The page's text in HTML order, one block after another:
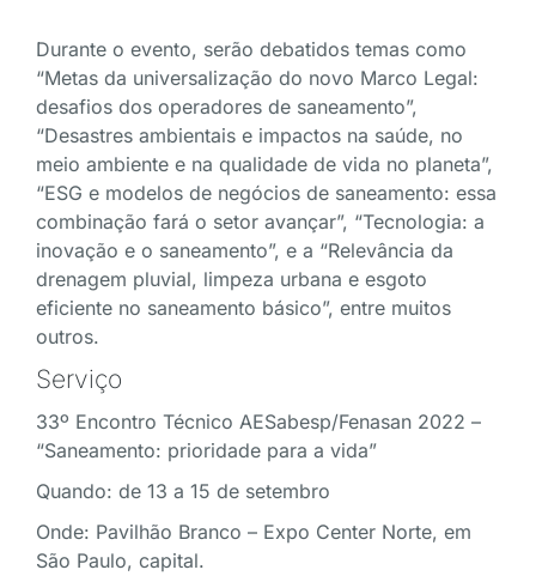
Durante o evento, serão debatidos temas como
“Metas da universalização do novo Marco Legal:
desafios dos operadores de saneamento”,
“Desastres ambientais e impactos na saúde, no
meio ambiente e na qualidade de vida no planeta”,
“ESG e modelos de negócios de saneamento: essa
combinação fará o setor avançar”, “Tecnologia: a
inovação e o saneamento”, e a “Relevância da
drenagem pluvial, limpeza urbana e esgoto
eficiente no saneamento básico”, entre muitos
outros.
Serviço
33º Encontro Técnico AESabesp/Fenasan 2022 –
“Saneamento: prioridade para a vida”
Quando: de 13 a 15 de setembro
Onde: Pavilhão Branco – Expo Center Norte, em
São Paulo, capital.